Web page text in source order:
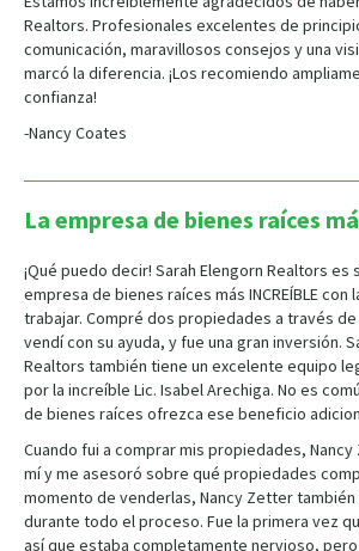
Realtors. Profesionales excelentes de
comunicación, maravillosos consejos y una
marcó la diferencia. ¡Los recomiendo
confianza!
-Nancy Coates
La empresa de bienes raíces
¡Qué puedo decir! Sarah Elengorn Realtors es
empresa de bienes raíces más INCREÍBLE con
trabajar. Compré dos propiedades a través
vendí con su ayuda, y fue una gran inversión.
Realtors también tiene un excelente equipo
por la increíble Lic. Isabel Arechiga. No es
de bienes raíces ofrezca ese beneficio
Cuando fui a comprar mis propiedades,
mí y me asesoró sobre qué propiedades
momento de venderlas, Nancy Zetter
durante todo el proceso. Fue la primera vez
así que estaba completamente nervioso, pero